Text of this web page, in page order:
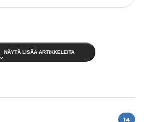
NÄYTÄ LISÄÄ ARTIKKELEITA
14